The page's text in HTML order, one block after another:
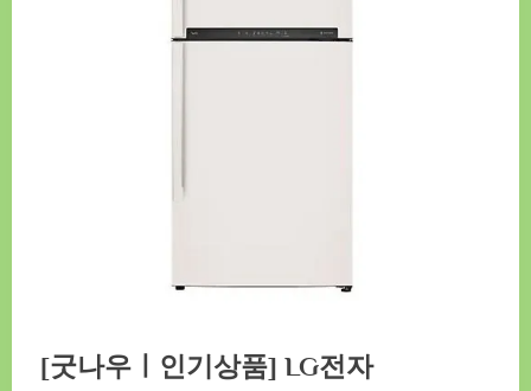
[굿나우ㅣ인기상품] LG전자